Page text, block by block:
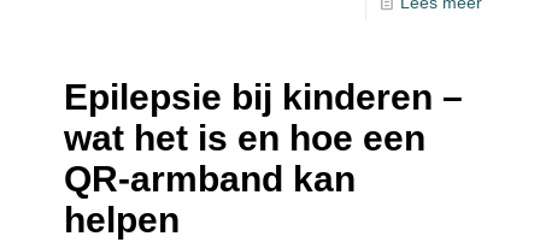
Epilepsie bij kinderen –
wat het is en hoe een
QR-armband kan
helpen